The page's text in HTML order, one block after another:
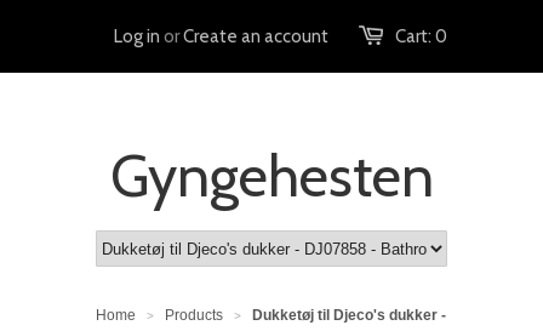
Cart: 0
Log in orCreate an account
Gyngehesten
Home > Products >
Dukketøj til Djeco's dukker -